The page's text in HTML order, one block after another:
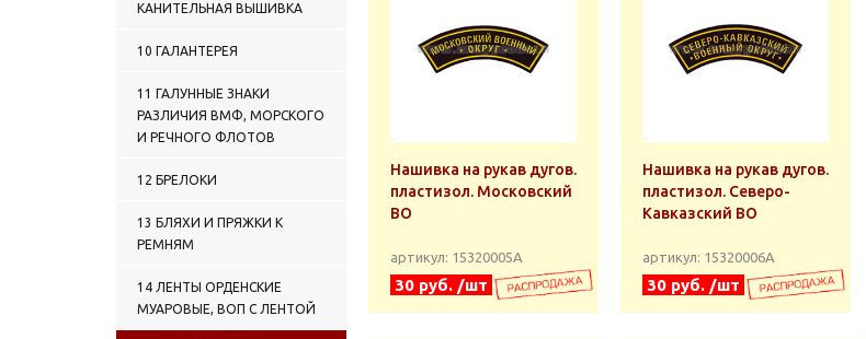
КАНИТЕЛЬНАЯ ВЫШИВКА
10 ГАЛАНТЕРЕЯ
11 ГАЛУННЫЕ ЗНАКИ
РАЗЛИЧИЯ ВМФ, МОРСКОГО
И РЕЧНОГО ФЛОТОВ
12 БРЕЛОКИ
13 БЛЯХИ И ПРЯЖКИ К
РЕМНЯМ
14 ЛЕНТЫ ОРДЕНСКИЕ
МУАРОВЫЕ, ВОП С ЛЕНТОЙ
Нашивка на рукав дугов.
пластизол. Московский
ВО
артикул: 15320005А
30 руб. /шт
Нашивка на рукав дугов.
пластизол. Северо-
Кавказский ВО
артикул: 15320006А
30 руб. /шт